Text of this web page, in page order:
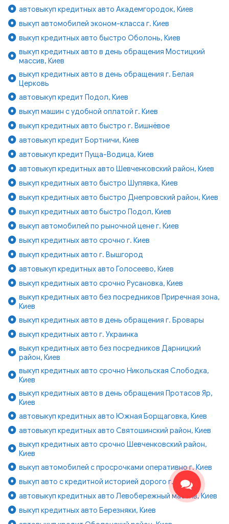
автовыкуп кредитных авто Академгородок, Киев
выкуп автомобилей эконом-класса г. Киев
выкуп кредитных авто быстро Оболонь, Киев
выкуп кредитных авто в день обращения Мостицкий
массив, Киев
выкуп кредитных авто в день обращения г. Белая
Церковь
автовыкуп кредит Подол, Киев
выкуп машин с удобной оплатой г. Киев
выкуп кредитных авто быстро г. Вишнёвое
автовыкуп кредит Бортничи, Киев
автовыкуп кредит Пуща-Водица, Киев
автовыкуп кредитных авто Шевченковский район, Киев
выкуп кредитных авто быстро Шулявка, Киев
выкуп кредитных авто быстро Днепровский район, Киев
выкуп кредитных авто быстро Подол, Киев
выкуп автомобилей по рыночной цене г. Киев
выкуп кредитных авто срочно г. Киев
выкуп кредитных авто г. Вышгород
автовыкуп кредитных авто Голосеево, Киев
выкуп кредитных авто срочно Русановка, Киев
выкуп кредитных авто без посредников Приречная зона,
Киев
выкуп кредитных авто в день обращения г. Бровары
выкуп кредитных авто г. Украинка
выкуп кредитных авто без посредников Дарницкий
район, Киев
выкуп кредитных авто срочно Никольская Слободка,
Киев
выкуп кредитных авто в день обращения Протасов Яр,
Киев
автовыкуп кредитных авто Южная Борщаговка, Киев
автовыкуп кредитных авто Святошинский район, Киев
выкуп кредитных авто срочно Шевченковский район,
Киев
выкуп автомобилей с просрочками оперативно г. Киев
выкуп авто с кредитной историей дорого г. Киев
автовыкуп кредитных авто Левобережный массив, Киев
выкуп кредитных авто Березняки, Киев